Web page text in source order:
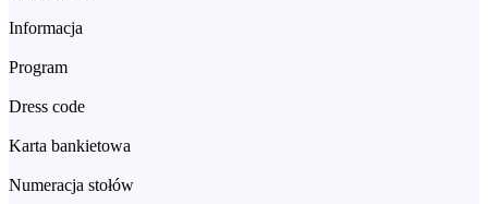
Informacja
Program
Dress code
Karta bankietowa
Numeracja stołów